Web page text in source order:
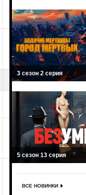
3 сезон 2 серия
5 сезон 13 серия
ВСЕ НОВИНКИ